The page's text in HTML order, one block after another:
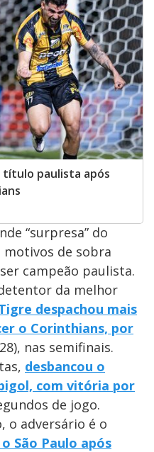
título paulista após
“surpresa” do
motivos de sobra
campeão paulista.
da melhor
despachou mais
o Corinthians, por
nas semifinais.
desbancou o
com vitória por
de jogo.
o adversário é o
São Paulo após